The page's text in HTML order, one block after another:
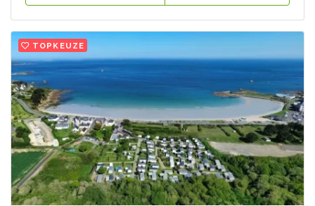
TOPKEUZE